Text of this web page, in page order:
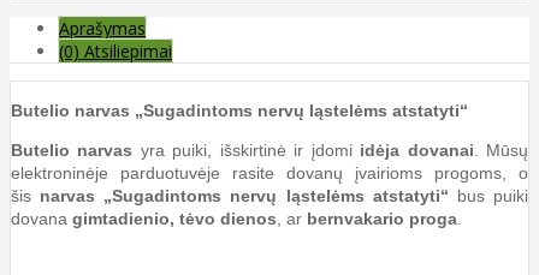
Aprašymas
(0) Atsiliepimai
Butelio narvas „Sugadintoms nervų ląstelėms atstatyti“
Butelio narvas yra puiki, išskirtinė ir įdomi idėja dovanai . Mūsų
elektroninėje parduotuvėje rasite dovanų įvairioms progoms, o
šis narvas „Sugadintoms nervų ląstelėms atstatyti“ bus puiki
dovana gimtadienio, tėvo dienos , ar bernvakario proga